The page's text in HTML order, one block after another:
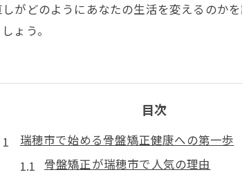
がどのようにあなたの生活を変えるのか
ょう。
目次
瑞穂市で始める骨盤矯正健康への第一歩
骨盤矯正が瑞穂市で人気の理由